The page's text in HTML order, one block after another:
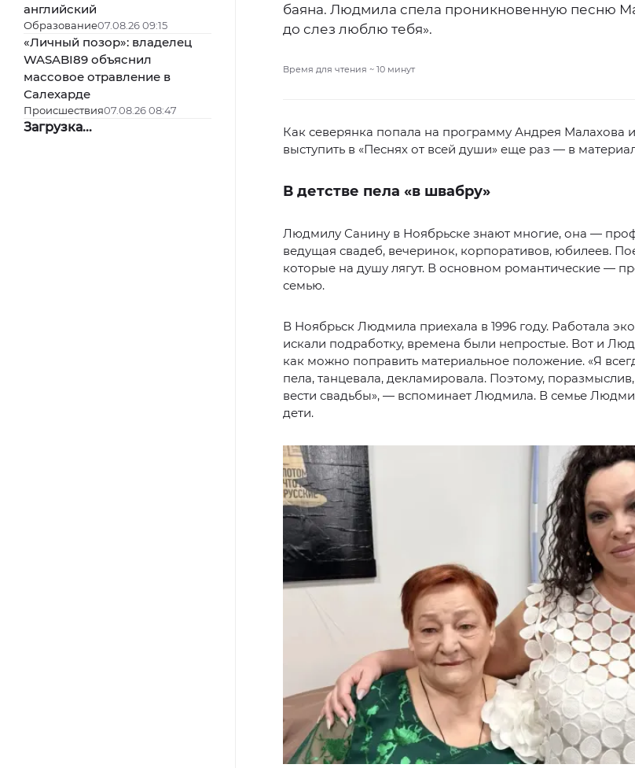
английский
Образование07.08.26 09:15
«Личный позор»: владелец
WASABI89 объяснил
массовое отравление в
Салехарде
Происшествия07.08.26 08:47
Загрузка...
баяна. Людмила спела проникновенную песню
до слез люблю тебя».
Время для чтения ~ 10 минут
Как северянка попала на программу Андрея Малахова
выступить в «Песнях от всей души» еще раз — в
В детстве пела «в швабру»
Людмилу Санину в Ноябрьске знают многие, она —
ведущая свадеб, вечеринок, корпоративов, юбилеев.
которые на душу лягут. В основном романтические —
семью.
В Ноябрьск Людмила приехала в 1996 году. Работала
искали подработку, времена были непростые. Вот и
как можно поправить материальное положение. «Я
пела, танцевала, декламировала. Поэтому, поразмыслив,
вести свадьбы», — вспоминает Людмила. В семье
дети.